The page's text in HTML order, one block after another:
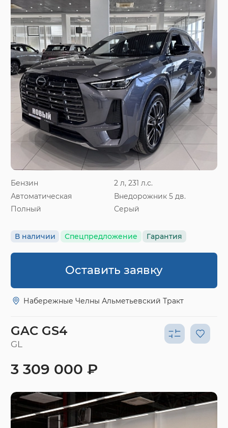
Бензин
2 л, 231 л.с.
Автоматическая
Внедорожник 5 дв.
Полный
Серый
В наличии Спецпредложение Гарантия
Оставить заявку
Набережные Челны Альметьевский Тракт
GAC GS4
GL
3 309 000 ₽